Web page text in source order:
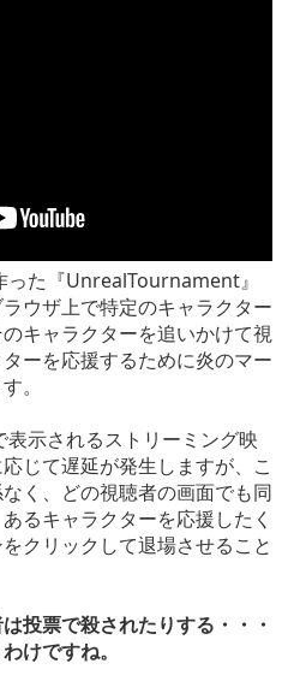
った『UnrealTournament』
ウザ上で特定のキャラクター
キャラクターを追いかけて視
ーを応援するために炎のマー
。
表示されるストリーミング映
じて遅延が発生しますが、こ
く、どの視聴者の画面でも同
るキャラクターを応援したく
クリックして退場させること
投票で殺されたりする・・・
けですね。